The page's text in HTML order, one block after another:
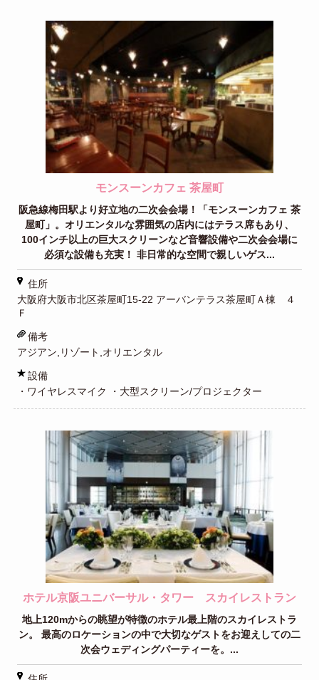
モンスーンカフェ 茶屋町
阪急線梅田駅より好立地の二次会会場！「モンスーンカフェ 茶
屋町」。オリエンタルな雰囲気の店内にはテラス席もあり、
100インチ以上の巨大スクリーンなど音響設備や二次会会場に
必須な設備も充実！ 非日常的な空間で親しいゲス...
住所
大阪府大阪市北区茶屋町15-22 アーバンテラス茶屋町Ａ棟 ４
Ｆ
備考
アジアン,リゾート,オリエンタル
設備
・ワイヤレスマイク ・大型スクリーン/プロジェクター
ホテル京阪ユニバーサル・タワー スカイレストラン
地上120mからの眺望が特徴のホテル最上階のスカイレストラ
ン。 最高のロケーションの中で大切なゲストをお迎えしての二
次会ウェディングパーティーを。...